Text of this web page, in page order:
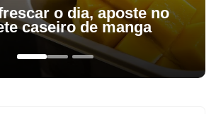
o dia, aposte no
caseiro de manga